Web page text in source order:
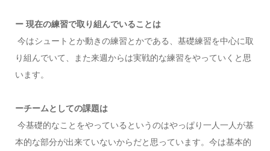
ー 現在の練習で取り組んでいることは
今はシュートとか動きの練習とかである、基礎練習を中心に取
り組んでいて、また来週からは実戦的な練習をやっていくと思
います。
ーチームとしての課題は
今基礎的なことをやっているというのはやっぱり一人一人が基
本的な部分が出来ていないからだと思っています。今は基本的